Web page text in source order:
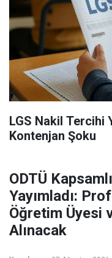
LGS Nakil Tercihi
Kontenjan Şoku
ODTÜ
Yayımladı:
Öğretim Üyesi
Alınacak